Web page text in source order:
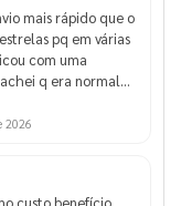
mais rápido que o
pq em várias
com uma
q era normal
que estava
2026